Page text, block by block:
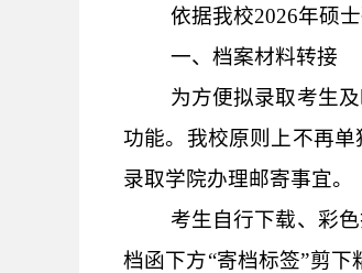
依据我校2026年硕
一、 档案材料转接
为方便拟录取考生
功能。我校原则上不再
录取学院办理邮寄事宜。
考生自行下载、彩
档函下方“寄档标签”剪下